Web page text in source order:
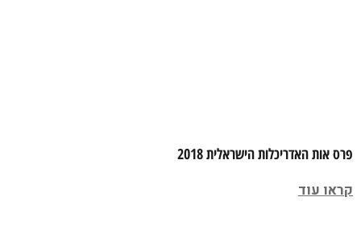
פרס אות האדריכלות הישראלית 2018
קראו עוד